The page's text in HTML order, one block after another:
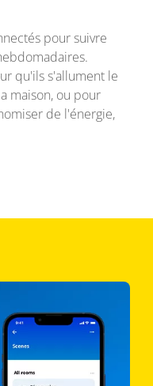
pour suivre
qu'ils s'allument le
maison, ou pour
de l'énergie,